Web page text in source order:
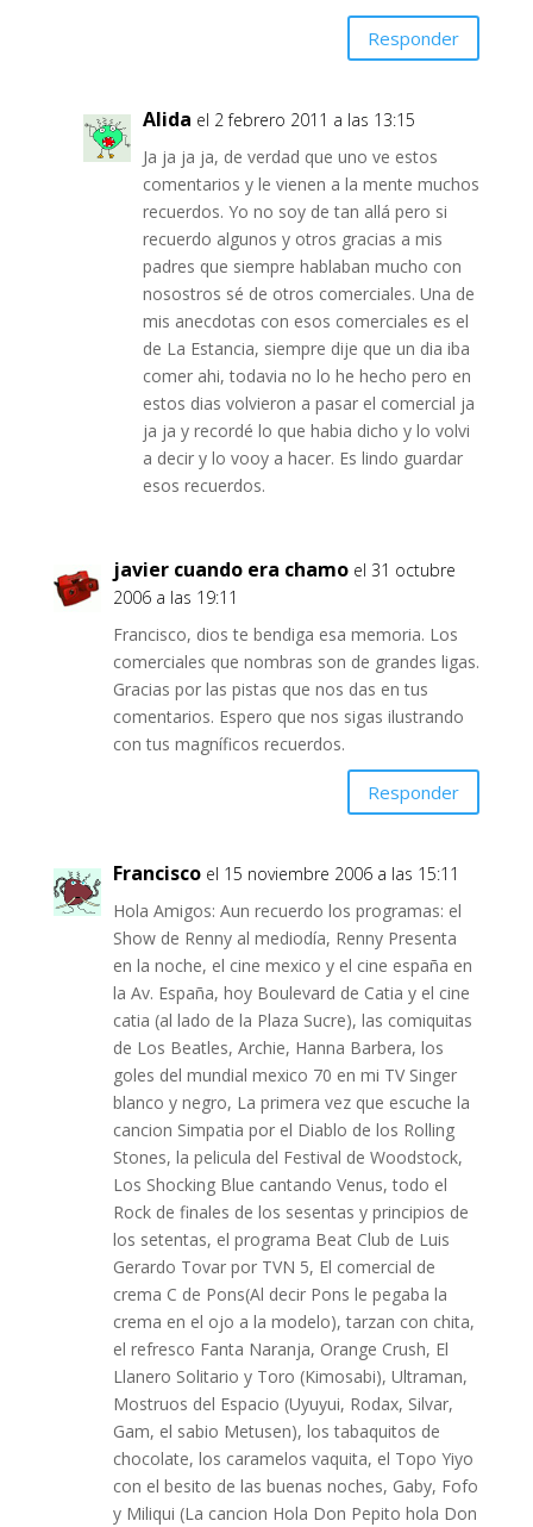
Responder
Alida el 2 febrero 2011 a las 13:15
Ja ja ja ja, de verdad que uno ve estos
comentarios y le vienen a la mente muchos
recuerdos. Yo no soy de tan allá pero si
recuerdo algunos y otros gracias a mis
padres que siempre hablaban mucho con
nosostros sé de otros comerciales. Una de
mis anecdotas con esos comerciales es el
de La Estancia, siempre dije que un dia iba
comer ahi, todavia no lo he hecho pero en
estos dias volvieron a pasar el comercial ja
ja ja y recordé lo que habia dicho y lo volvi
a decir y lo vooy a hacer. Es lindo guardar
esos recuerdos.
javier cuando era chamo el 31 octubre
2006 a las 19:11
Francisco, dios te bendiga esa memoria. Los
comerciales que nombras son de grandes ligas.
Gracias por las pistas que nos das en tus
comentarios. Espero que nos sigas ilustrando
con tus magníficos recuerdos.
Responder
Francisco el 15 noviembre 2006 a las 15:11
Hola Amigos: Aun recuerdo los programas: el
Show de Renny al mediodía, Renny Presenta
en la noche, el cine mexico y el cine españa en
la Av. España, hoy Boulevard de Catia y el cine
catia (al lado de la Plaza Sucre), las comiquitas
de Los Beatles, Archie, Hanna Barbera, los
goles del mundial mexico 70 en mi TV Singer
blanco y negro, La primera vez que escuche la
cancion Simpatia por el Diablo de los Rolling
Stones, la pelicula del Festival de Woodstock,
Los Shocking Blue cantando Venus, todo el
Rock de finales de los sesentas y principios de
los setentas, el programa Beat Club de Luis
Gerardo Tovar por TVN 5, El comercial de
crema C de Pons(Al decir Pons le pegaba la
crema en el ojo a la modelo), tarzan con chita,
el refresco Fanta Naranja, Orange Crush, El
Llanero Solitario y Toro (Kimosabi), Ultraman,
Mostruos del Espacio (Uyuyui, Rodax, Silvar,
Gam, el sabio Metusen), los tabaquitos de
chocolate, los caramelos vaquita, el Topo Yiyo
con el besito de las buenas noches, Gaby, Fofo
y Miliqui (La cancion Hola Don Pepito hola Don